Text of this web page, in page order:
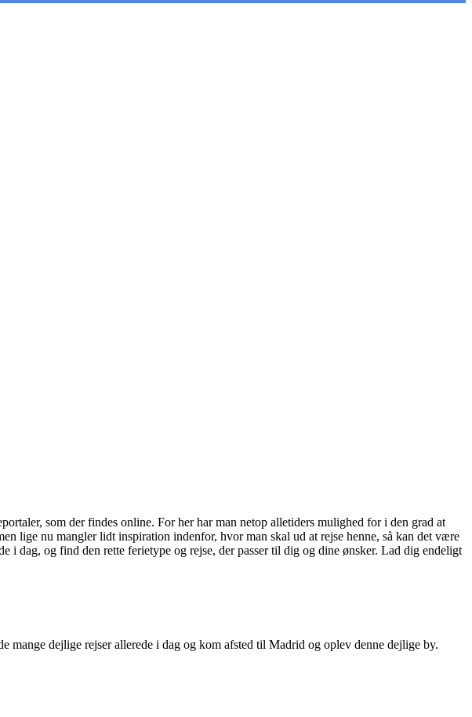
som der findes online. For her har man netop alletiders mulighed for i den grad at
lige nu mangler lidt inspiration indenfor, hvor man skal ud at rejse henne, så kan det være
i dag, og find den rette ferietype og rejse, der passer til dig og dine ønsker. Lad dig endeligt
dejlige rejser allerede i dag og kom afsted til Madrid og oplev denne dejlige by.